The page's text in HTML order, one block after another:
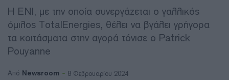
Η ENI, με την οποία συνεργάζεται ο γαλλικός
όμιλος TotalEnergies, θέλει να βγάλει γρήγορα
τα κοιτάσματα στην αγορά τόνισε ο Patrick
Pouyanne
Από Newsroom 8 Φεβρουαρίου 2024